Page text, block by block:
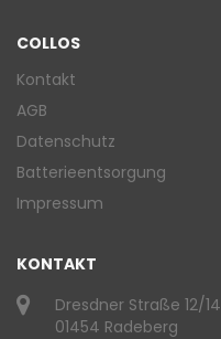
COLLOS
Kontakt
AGB
Datenschutz
Batterieentsorgung
Impressum
KONTAKT
Dresdner Straße 12/14
01454 Radeberg